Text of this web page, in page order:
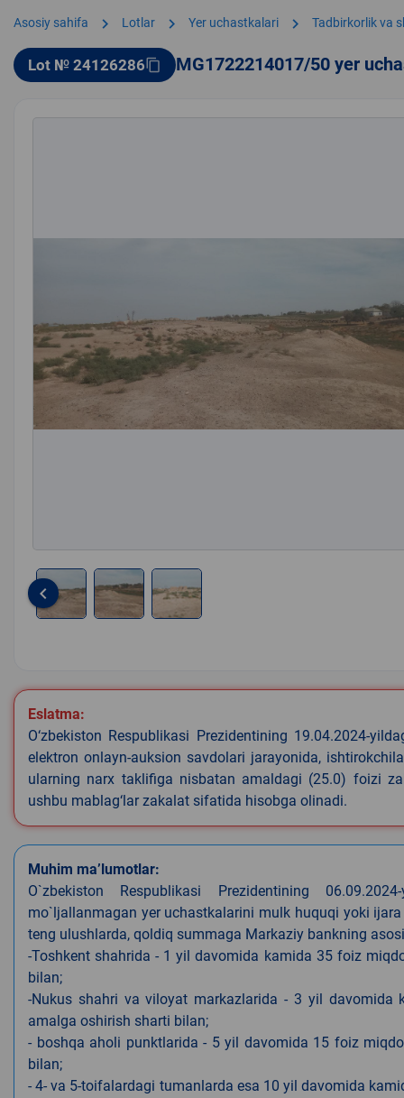
Asosiy sahifa chevron_right Lotlar chevron_right Yer uchastkalari chevron_right Tadbirkorlik va
Lot № 24126286content_copy MG1722214017/50 yer
keyboard_arrow_left
Eslatma:
O‘zbekiston Respublikasi Prezidentining 19.04.2024-
elektron onlayn-auksion savdolari jarayonida,
ularning narx taklifiga nisbatan amaldagi (25.0) foizi
ushbu mablag‘lar zakalat sifatida hisobga olinadi.
Muhim ma’lumotlar:
O`zbekiston Respublikasi Prezidentining
mo`ljallanmagan yer uchastkalarini mulk huquqi yoki
teng ulushlarda, qoldiq summaga Markaziy bankning
-Toshkent shahrida - 1 yil davomida kamida 35 foiz
bilan;
-Nukus shahri va viloyat markazlarida - 3 yil
amalga oshirish sharti bilan;
- boshqa aholi punktlarida - 5 yil davomida 15 foiz
bilan;
- 4- va 5-toifalardagi tumanlarda esa 10 yil davomida